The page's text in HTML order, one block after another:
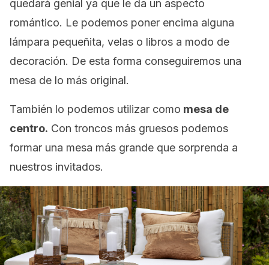
quedará genial ya que le da un aspecto
romántico. Le podemos poner encima alguna
lámpara pequeñita, velas o libros a modo de
decoración. De esta forma conseguiremos una
mesa de lo más original.
También lo podemos utilizar como mesa de
centro. Con troncos más gruesos podemos
formar una mesa más grande que sorprenda a
nuestros invitados.